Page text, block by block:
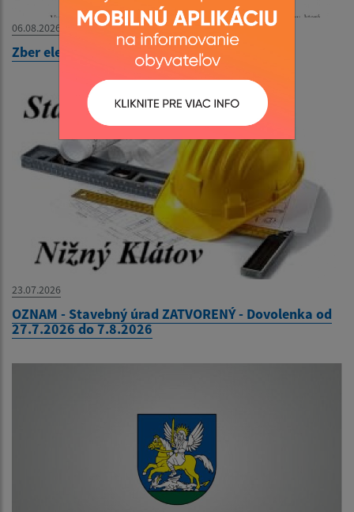
06.08.2026
Zber elektroodpadu - 11.8.2026
23.07.2026
OZNAM - Stavebný úrad ZATVORENÝ - Dovolenka od
27.7.2026 do 7.8.2026